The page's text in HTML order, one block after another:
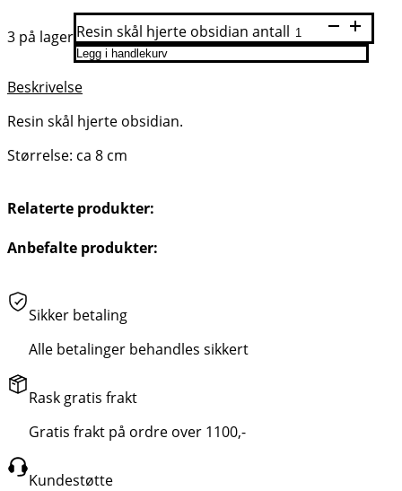
3 på lagerResin skål hjerte obsidian antall
Legg i handlekurv
Beskrivelse
Resin skål hjerte obsidian.
Størrelse: ca 8 cm
Relaterte produkter:
Anbefalte produkter:
Sikker betaling
Alle betalinger behandles sikkert
Rask gratis frakt
Gratis frakt på ordre over 1100,-
Kundestøtte